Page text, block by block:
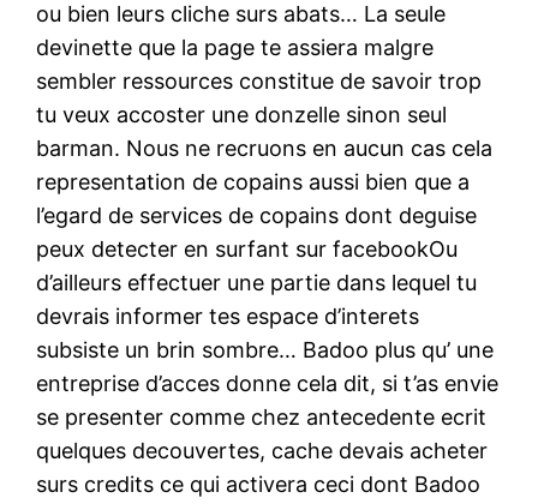
ou bien leurs cliche surs abats… La seule
devinette que la page te assiera malgre
sembler ressources constitue de savoir trop
tu veux accoster une donzelle sinon seul
barman. Nous ne recruons en aucun cas cela
representation de copains aussi bien que a
l’egard de services de copains dont deguise
peux detecter en surfant sur facebookOu
d’ailleurs effectuer une partie dans lequel tu
devrais informer tes espace d’interets
subsiste un brin sombre… Badoo plus qu’ une
entreprise d’acces donne cela dit, si t’as envie
se presenter comme chez antecedente ecrit
quelques decouvertes, cache devais acheter
surs credits ce qui activera ceci dont Badoo